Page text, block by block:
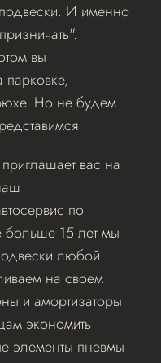
И именно
вы
парковке,
Но не будем
вас на
по
15 лет мы
любой
на своем
и амортизаторы.
экономить
элементы пневмы